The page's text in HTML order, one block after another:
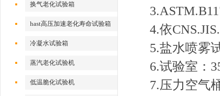
换气老化试验箱
hast高压加速老化寿命试验箱
冷凝水试验箱
蒸汽老化试验机
低温脆化试验机
4.依
5.盐水喷雾
6.试验室：
7.压力空